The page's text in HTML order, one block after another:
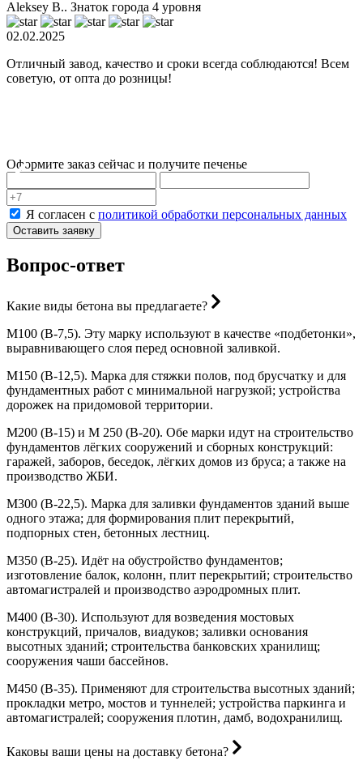
Aleksey B.. Знаток города 4 уровня
02.02.2025
Отличный завод, качество и сроки всегда соблюдаются! Всем
советую, от опта до розницы!
Оформите заказ сейчас и получите печенье
Я согласен с политикой обработки персональных данных
Оставить заявку
Вопрос-ответ
Какие виды бетона вы предлагаете?
М100 (В-7,5). Эту марку используют в качестве «подбетонки»,
выравнивающего слоя перед основной заливкой.
М150 (В-12,5). Марка для стяжки полов, под брусчатку и для
фундаментных работ с минимальной нагрузкой; устройства
дорожек на придомовой территории.
М200 (В-15) и М 250 (В-20). Обе марки идут на строительство
фундаментов лёгких сооружений и сборных конструкций:
гаражей, заборов, беседок, лёгких домов из бруса; а также на
производство ЖБИ.
М300 (В-22,5). Марка для заливки фундаментов зданий выше
одного этажа; для формирования плит перекрытий,
подпорных стен, бетонных лестниц.
М350 (В-25). Идёт на обустройство фундаментов;
изготовление балок, колонн, плит перекрытий; строительство
автомагистралей и производство аэродромных плит.
М400 (В-30). Используют для возведения мостовых
конструкций, причалов, виадуков; заливки основания
высотных зданий; строительства банковских хранилищ;
сооружения чаши бассейнов.
М450 (В-35). Применяют для строительства высотных зданий;
прокладки метро, мостов и туннелей; устройства паркинга и
автомагистралей; сооружения плотин, дамб, водохранилищ.
Каковы ваши цены на доставку бетона?